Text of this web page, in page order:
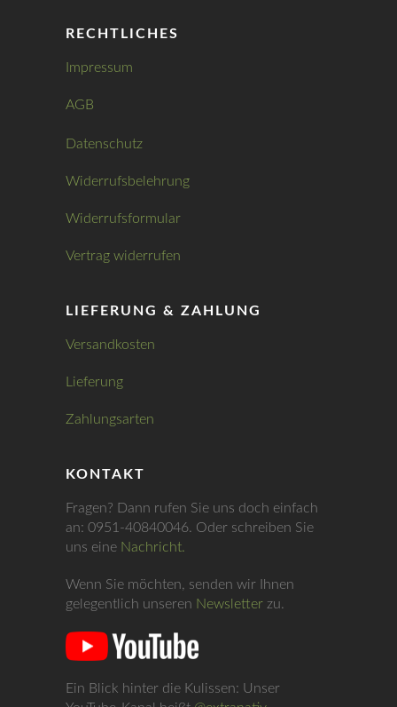
RECHTLICHES
Impressum
AGB
Datenschutz
Widerrufsbelehrung
Widerrufsformular
Vertrag widerrufen
LIEFERUNG & ZAHLUNG
Versandkosten
Lieferung
Zahlungsarten
KONTAKT
Fragen? Dann rufen Sie uns doch einfach
an: 0951-40840046. Oder schreiben Sie
uns eine Nachricht.
Wenn Sie möchten, senden wir Ihnen
gelegentlich unseren Newsletter zu.
Ein Blick hinter die Kulissen: Unser